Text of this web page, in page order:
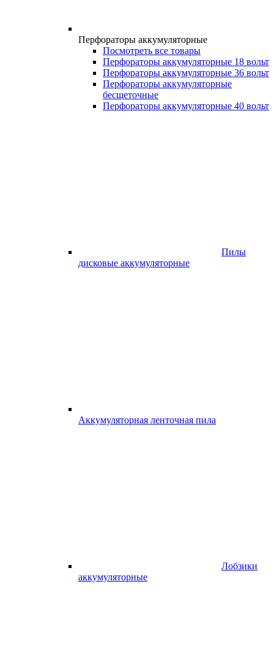
Перфораторы аккумуляторные
Посмотреть все товары
Перфораторы аккумуляторные 18 вольт
Перфораторы аккумуляторные 36 вольт
Перфораторы аккумуляторные
бесщеточные
Перфораторы аккумуляторные 40 вольт
Пилы
дисковые аккумуляторные
Аккумуляторная ленточная пила
Лобзики
аккумуляторные